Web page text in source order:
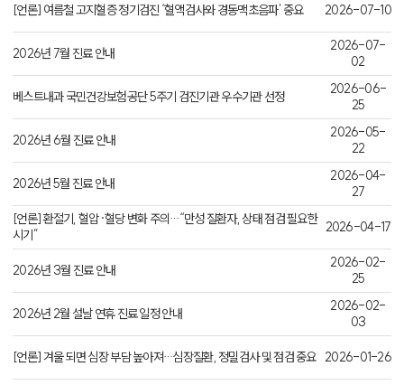
[언론] 여름철 고지혈증 정기검진 ‘혈액검사와 경동맥초음파’ 중요 2026-07-10
2026년 7월 진료 안내
2026-07-
02
베스트내과 국민건강보험공단 5주기 검진기관 우수기관 선정
2026-06-
25
2026년 6월 진료 안내
2026-05-
22
2026년 5월 진료 안내
2026-04-
27
[언론] 환절기, 혈압·혈당 변화 주의…“만성 질환자, 상태 점검 필요한
시기”
2026-04-17
2026년 3월 진료 안내
2026-02-
25
2026년 2월 설날 연휴 진료 일정 안내
2026-02-
03
[언론] 겨울 되면 심장 부담 높아져…심장질환, 정밀검사 및 점검 중요 2026-01-26